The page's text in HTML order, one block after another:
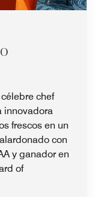
chef
innovadora
frescos en un
con
y ganador en
of